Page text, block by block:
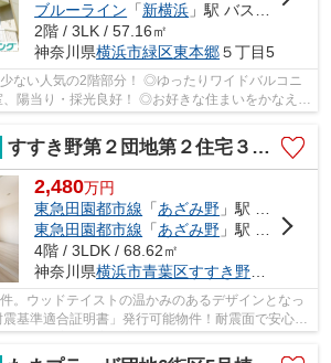
ブルーライン 「新横浜 」駅 バス24分 「住吉神社前」 停歩6分
2階 / 3LK / 57.16㎡
神奈川県横浜市緑区東本郷５丁目5
ない人気の2階部分！ ◎ゆったりワイドバルコニ
陽当り・採光良好！ ◎お好きな住まいをかなえ
すすき野第２団地第２住宅３－１号棟
2,480万円
東急田園都市線 「あざみ野 」駅 バス7分 「もみの木台」 停歩4分
東急田園都市線 「あざみ野 」駅 徒歩32分
4階 / 3LDK / 68.62㎡
神奈川県横浜市青葉区すすき野
。ウッドテイストの温かみのあるデザインとなっ
基準適合証明書」発行可能物件！耐震面で安心で